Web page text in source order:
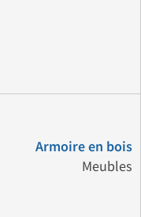
Armoire en bois
Meubles